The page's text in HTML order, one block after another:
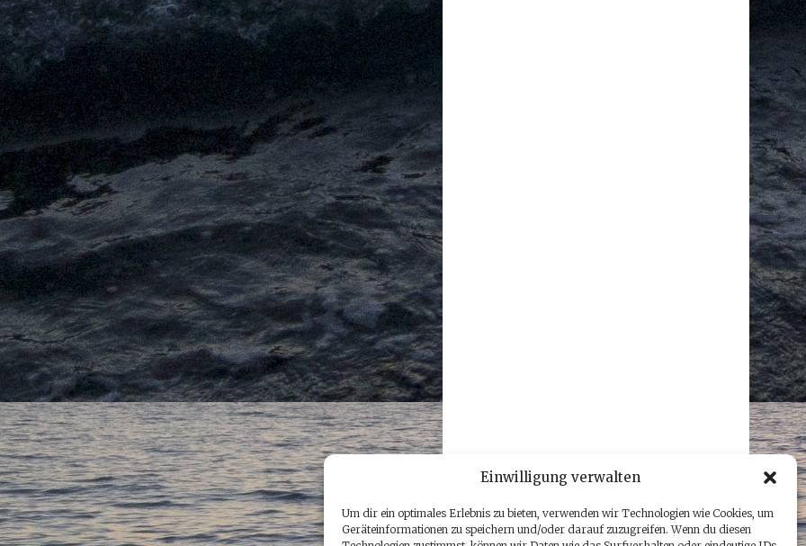
Einwilligung verwalten
Um dir ein optimales Erlebnis zu bieten, verwenden wir Technologien wie Cookies, um
Geräteinformationen zu speichern und/oder darauf zuzugreifen. Wenn du diesen